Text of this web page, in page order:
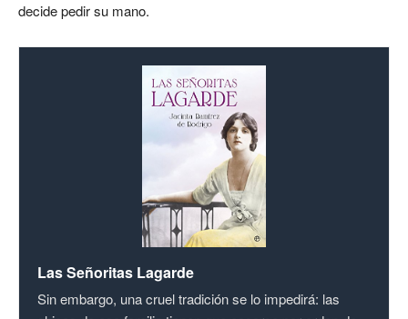
decide pedir su mano.
Las Señoritas Lagarde
Sin embargo, una cruel tradición se lo impedirá: las